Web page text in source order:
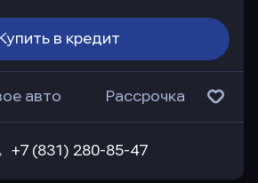
Купить в кредит
авто Рассрочка
+7 (831) 280-85-47